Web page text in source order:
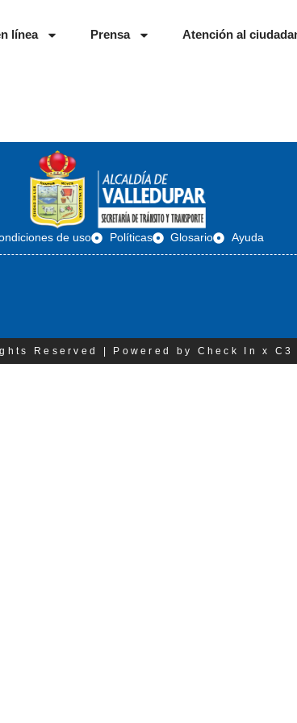
línea Prensa Atención al
de uso Políticas Glosario Ayuda
Reserved | Powered by Check In x C3